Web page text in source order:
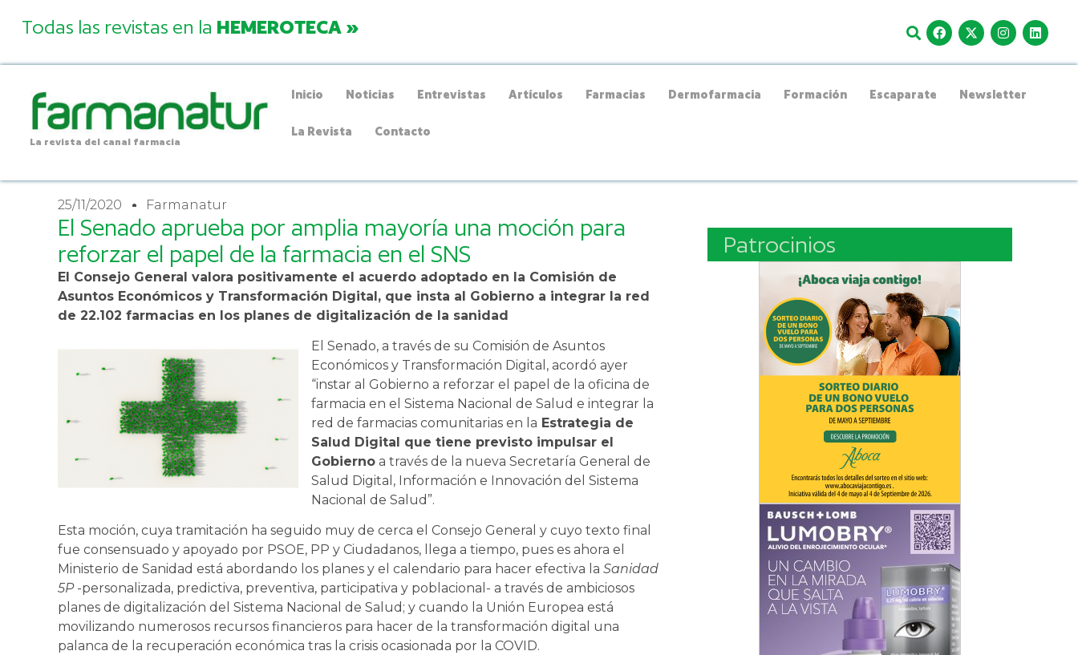
Todas las revistas en la HEMEROTECA »
La revista del canal farmacia
Inicio Noticias Entrevistas Artículos Farmacias Dermofarmacia Formación Escaparate Newsletter
La Revista Contacto
25/11/2020 Farmanatur
El Senado aprueba por amplia mayoría una moción para
reforzar el papel de la farmacia en el SNS
El Consejo General valora positivamente el acuerdo adoptado en la Comisión de
Asuntos Económicos y Transformación Digital, que insta al Gobierno a integrar la red
de 22.102 farmacias en los planes de digitalización de la sanidad
El Senado, a través de su Comisión de Asuntos
Económicos y Transformación Digital, acordó ayer
“instar al Gobierno a reforzar el papel de la oficina de
farmacia en el Sistema Nacional de Salud e integrar la
red de farmacias comunitarias en la Estrategia de
Salud Digital que tiene previsto impulsar el
Gobierno a través de la nueva Secretaría General de
Salud Digital, Información e Innovación del Sistema
Nacional de Salud”.
Esta moción, cuya tramitación ha seguido muy de cerca el Consejo General y cuyo texto final
fue consensuado y apoyado por PSOE, PP y Ciudadanos, llega a tiempo, pues es ahora el
Ministerio de Sanidad está abordando los planes y el calendario para hacer efectiva la Sanidad
5P-personalizada, predictiva, preventiva, participativa y poblacional- a través de ambiciosos
planes de digitalización del Sistema Nacional de Salud; y cuando la Unión Europea está
movilizando numerosos recursos financieros para hacer de la transformación digital una
palanca de la recuperación económica tras la crisis ocasionada por la COVID.
Patrocinios